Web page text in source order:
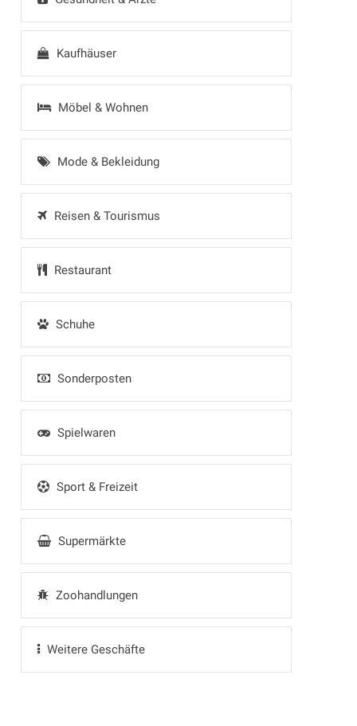
Kaufhäuser
Möbel & Wohnen
Mode & Bekleidung
Reisen & Tourismus
Restaurant
Schuhe
Sonderposten
Spielwaren
Sport & Freizeit
Supermärkte
Zoohandlungen
Weitere Geschäfte